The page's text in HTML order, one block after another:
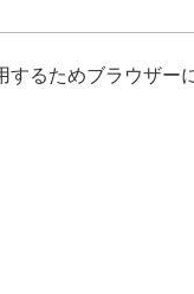
するためブラウザー